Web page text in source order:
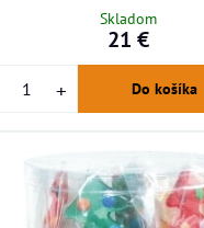
Skladom
21 €
Do košíka